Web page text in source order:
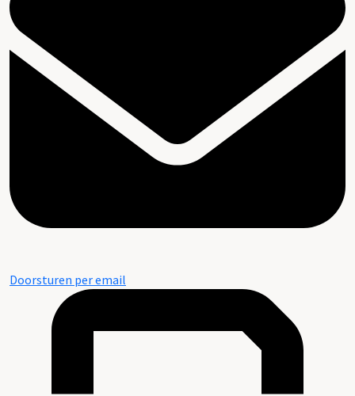
Doorsturen per email